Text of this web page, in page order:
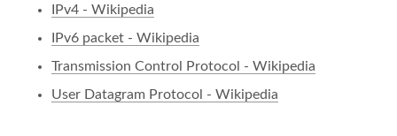
IPv4 - Wikipedia
IPv6 packet - Wikipedia
Transmission Control Protocol - Wikipedia
User Datagram Protocol - Wikipedia